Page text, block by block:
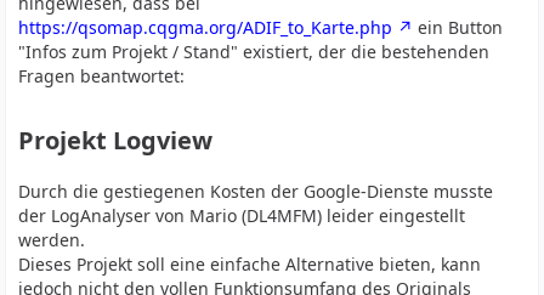
https://qsomap.cqgma.org/ADIF_to_Karte.php
ein Button
"Infos zum Projekt / Stand" existiert, der die bestehenden
Fragen beantwortet:
Projekt Logview
Durch die gestiegenen Kosten der Google-Dienste musste
der LogAnalyser von Mario (DL4MFM) leider eingestellt
werden.
Dieses Projekt soll eine einfache Alternative bieten, kann
jedoch nicht den vollen Funktionsumfang des Originals